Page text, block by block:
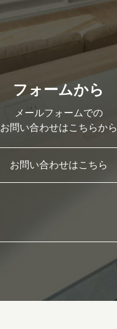
フォームから
メールフォームでの
お問い合わせはこちらから
お問い合わせはこちら